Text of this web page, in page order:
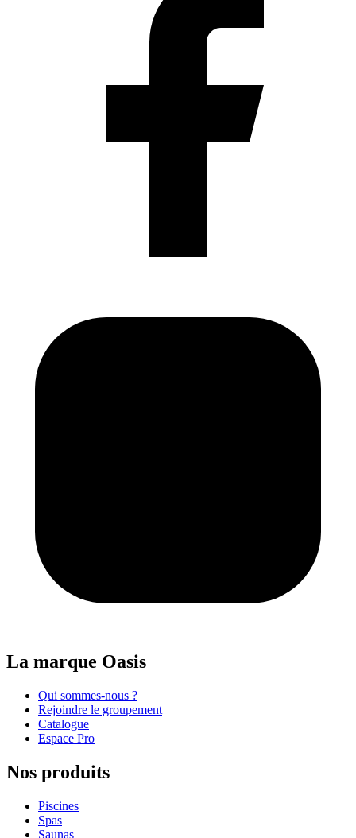
La marque Oasis
Qui sommes-nous ?
Rejoindre le groupement
Catalogue
Espace Pro
Nos produits
Piscines
Spas
Saunas